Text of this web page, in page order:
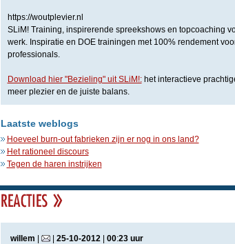
https://woutplevier.nl
SLiM! Training, inspirerende spreekshows en topcoaching
werk. Inspiratie en DOE trainingen met 100% rendement
professionals.
Download hier "Bezieling" uit SLiM!:het interactieve
meer plezier en de juiste balans.
Laatste weblogs
Hoeveel burn-out fabrieken zijn er nog in ons land?
Het rationeel discours
Tegen de haren instrijken
willem | 25-10-2012| 00:23 uur